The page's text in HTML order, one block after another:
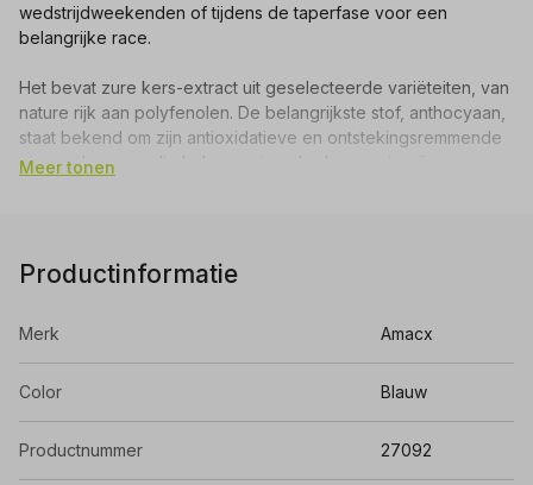
wedstrijdweekenden of tijdens de taperfase voor een
belangrijke race.
Het bevat zure kers-extract uit geselecteerde variëteiten, van
nature rijk aan polyfenolen. De belangrijkste stof, anthocyaan,
staat bekend om zijn antioxidatieve en ontstekingsremmende
eigenschappen, die helpen spierschade en spierpijn na
De compacte gummy-vorm maakt het eenvoudig om het op
ondersteunt spierherstel en prestaties de volgende dag. Zure
kersen bevatten van nature melatonine, wat kan helpen om
sneller in slaap te vallen en de slaapkwaliteit te ondersteunen.
125 mg anthocyanen (gestandaardiseerde dosering)
Ideaal bij korte herstelmomenten
Ondersteunt het verminderen van spierpijn
Meer tonen
Productinformatie
Merk Amacx
Color Blauw
Productnummer 27092